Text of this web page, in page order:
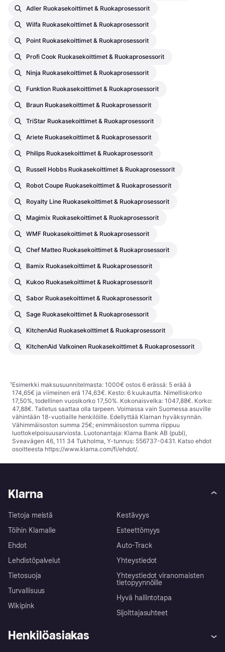
Adler Ruokasekoittimet & Ruokaprosessorit
Wilfa Ruokasekoittimet & Ruokaprosessorit
Point Ruokasekoittimet & Ruokaprosessorit
Profi Cook Ruokasekoittimet & Ruokaprosessorit
Ninja Ruokasekoittimet & Ruokaprosessorit
Funktion Ruokasekoittimet & Ruokaprosessorit
Braun Ruokasekoittimet & Ruokaprosessorit
TriStar Ruokasekoittimet & Ruokaprosessorit
Ariete Ruokasekoittimet & Ruokaprosessorit
Philips Ruokasekoittimet & Ruokaprosessorit
Russell Hobbs Ruokasekoittimet & Ruokaprosessorit
Robot Coupe Ruokasekoittimet & Ruokaprosessorit
Royalty Line Ruokasekoittimet & Ruokaprosessorit
Magimix Ruokasekoittimet & Ruokaprosessorit
WMF Ruokasekoittimet & Ruokaprosessorit
Chef Matteo Ruokasekoittimet & Ruokaprosessorit
Bamix Ruokasekoittimet & Ruokaprosessorit
Kukoo Ruokasekoittimet & Ruokaprosessorit
Sabor Ruokasekoittimet & Ruokaprosessorit
Sage Ruokasekoittimet & Ruokaprosessorit
KitchenAid Ruokasekoittimet & Ruokaprosessorit
KitchenAid Valkoinen Ruokasekoittimet & Ruokaprosessorit
¹Esimerkki maksusuunnitelmasta: 1000€ ostos 6 erässä: 5 erää à
174,65€ ja viimeinen erä 174,63€. Kesto: 6 kuukautta. Nimelliskorko
17,50%, todellinen vuosikorko 17,50%. Kokonaisvelka: 1047,88€. Korko:
47,88€. Talletus saattaa olla tarpeen. Voimassa vain Suomessa asuville
vähintään 18-vuotiaille henkilöille. Edellyttää Klarnan hyväksynnän.
Vähimmäisoston summa 25€; enimmäisoston summa riippuu
luottokelpoisuusarviosta. Luotonantaja: Klarna Bank AB (publ),
Sveavägen 46, 111 34 Tukholma, Y-tunnus: 556737-0431. Katso ehdot
osoitteesta https://www.klarna.com/fi/ehdot/.
Klarna
Tietoja meistä
Töihin Klarnalle
Ehdot
Lehdistöpalvelut
Tietosuoja
Turvallisuus
Wikipink
Kestävyys
Esteettömyys
Auto-Track
Yhteystiedot
Yhteystiedot viranomaisten
tietopyynnöille
Hyvä hallintotapa
Sijoittajasuhteet
Henkilöasiakas